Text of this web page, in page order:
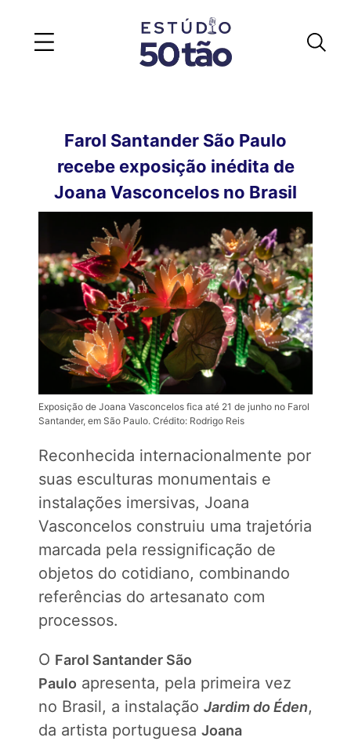
Farol Santander São Paulo
recebe exposição inédita de
Joana Vasconcelos no Brasil
Exposição de Joana Vasconcelos fica até 21 de junho no Farol
Santander, em São Paulo. Crédito: Rodrigo Reis
Reconhecida internacionalmente por
suas esculturas monumentais e
instalações imersivas, Joana
Vasconcelos construiu uma trajetória
marcada pela ressignificação de
objetos do cotidiano, combinando
referências do artesanato com
processos.
O Farol Santander São
Paulo apresenta, pela primeira vez
no Brasil, a instalação Jardim do Éden,
da artista portuguesa Joana